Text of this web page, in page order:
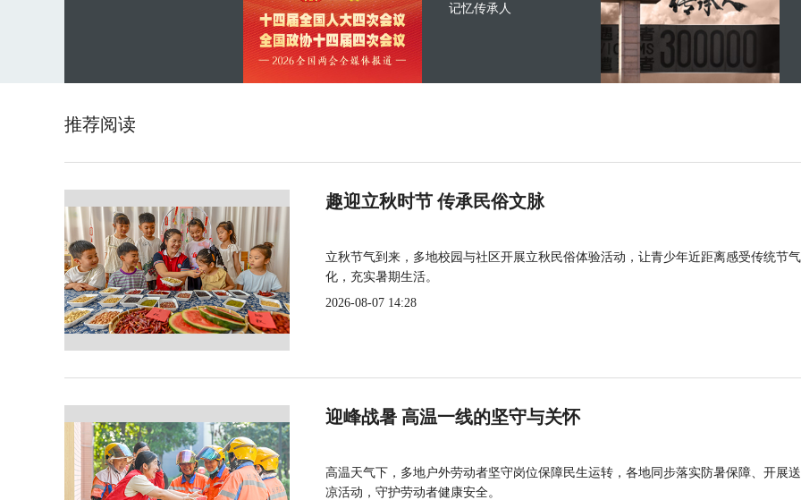
记忆传承人
推荐阅读
趣迎立秋时节 传承民俗文脉
立秋节气到来，多地校园与社区开展立秋民俗体验活动，让青少年近距离感受传统节
化，充实暑期生活。
2026-08-07 14:28
迎峰战暑 高温一线的坚守与关怀
高温天气下，多地户外劳动者坚守岗位保障民生运转，各地同步落实防暑保障、开展
凉活动，守护劳动者健康安全。